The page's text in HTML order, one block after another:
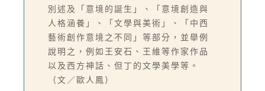
別述及「意境的誕生」、「意境創造與
人格涵養」、「文學與美術」、「中西
藝術創作意境之不同」等部分，並舉例
說明之，例如王安石、王維等作家作品
以及西方神話、但丁的文學美學等。
（文／歐人鳳）